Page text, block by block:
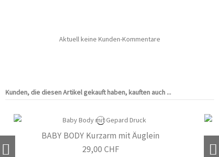
Aktuell keine Kunden-Kommentare
Kunden, die diesen Artikel gekauft haben, kauften auch ...
BABY BODY Kurzarm mit Äuglein
29,00 CHF